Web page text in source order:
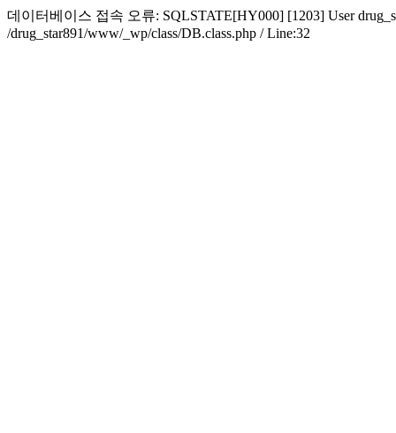
데이터베이스 접속 오류: SQLSTATE[HY000] [1203] User
/drug_star891/www/_wp/class/DB.class.php / Line:32